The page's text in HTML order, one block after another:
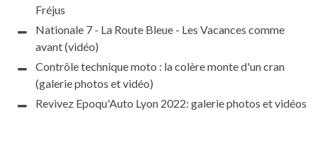
Fréjus
Nationale 7 - La Route Bleue - Les Vacances comme
avant (vidéo)
Contrôle technique moto : la colère monte d'un cran
(galerie photos et vidéo)
Revivez Epoqu'Auto Lyon 2022: galerie photos et vidéos